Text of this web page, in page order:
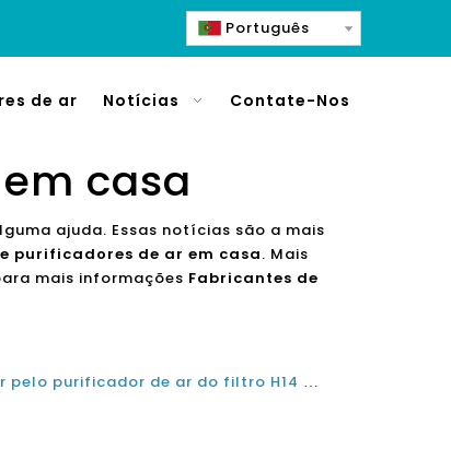
Português
de ar Notícias Contate-Nos
casa
ajuda. Essas notícias são a mais
purificadores de ar em casa. Mais
mais informações Fabricantes de
Melhorar a qualidade do ar interior pelo purificador de ar do filtro H14 HEPA e se os purificadores de ar em casa funcionam